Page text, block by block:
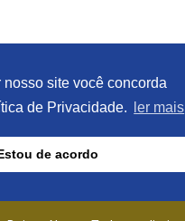
site você concorda
de Privacidade.
ler mais
de acordo